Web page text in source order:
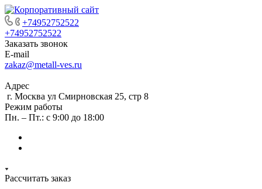
+74952752522
+74952752522
Заказать звонок
E-mail
zakaz@metall-ves.ru
Адрес
г. Москва ул Смирновская 25, стр 8
Режим работы
Пн. – Пт.: с 9:00 до 18:00
Рассчитать заказ